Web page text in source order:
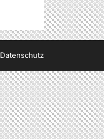
Datenschutz